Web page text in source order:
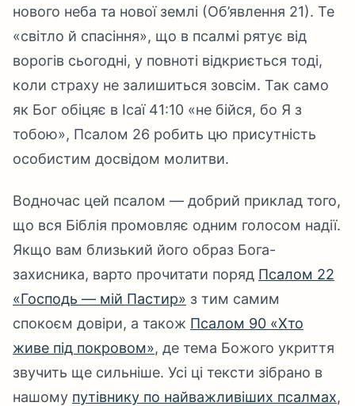
нового неба та нової землі (Об’явлення 21). Те
«світло й спасіння», що в псалмі рятує від
ворогів сьогодні, у повноті відкриється тоді,
коли страху не залишиться зовсім. Так само
як Бог обіцяє в Ісаї 41:10 «не бійся, бо Я з
тобою», Псалом 26 робить цю присутність
особистим досвідом молитви.
Водночас цей псалом — добрий приклад того,
що вся Біблія промовляє одним голосом надії.
Якщо вам близький його образ Бога-
захисника, варто прочитати поряд Псалом 22
«Господь — мій Пастир» з тим самим
спокоєм довіри, а також Псалом 90 «Хто
живе під покровом», де тема Божого укриття
звучить ще сильніше. Усі ці тексти зібрано в
нашому путівнику по найважливіших псалмах,